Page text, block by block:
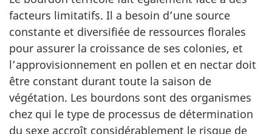
facteurs limitatifs. Il a besoin d’une source
constante et diversifiée de ressources florales
pour assurer la croissance de ses colonies, et
l’approvisionnement en pollen et en nectar doit
être constant durant toute la saison de
végétation. Les bourdons sont des organismes
chez qui le type de processus de détermination
du sexe accroît considérablement le risque de